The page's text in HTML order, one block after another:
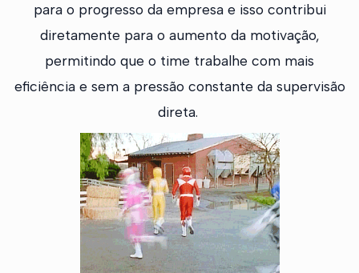
para o progresso da empresa e isso contribui
diretamente para o aumento da motivação,
permitindo que o time trabalhe com mais
eficiência e sem a pressão constante da supervisão
direta.